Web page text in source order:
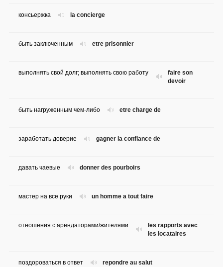
la concierge
консьержка
etre prisonnier
быть заключенным
faire son
devoir
выполнять свой долг; выполнять свою работу
etre charge de
быть нагруженным чем-либо
gagner la confiance de
заработать доверие
donner des pourboirs
давать чаевые
un homme a tout faire
мастер на все руки
les rapports avec
les locataires
отношения с арендаторами/жителями
repondre au salut
поздороваться в ответ